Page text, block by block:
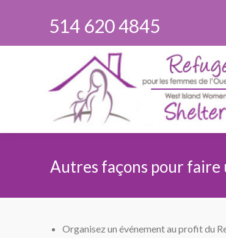
514 620 4845
Autres façons pour faire
Organisez un événement au profit du